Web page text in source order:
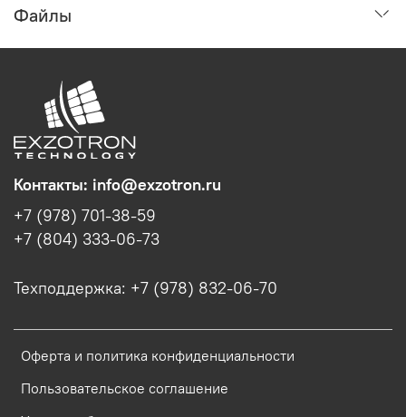
Файлы
Оферта и политика конфиденциальности
Пользовательское соглашение
Контакты: info@exzotron.ru
+7 (978) 701-38-59
+7 (804) 333-06-73
Техподдержка: +7 (978) 832-06-70